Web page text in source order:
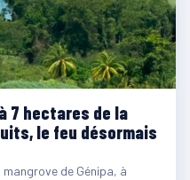
7 hectares de la
le feu désormais
de Génipa, à